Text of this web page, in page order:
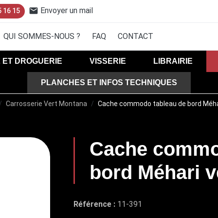
16 15 mail Envoyer un mail
QUI SOMMES-NOUS ? FAQ CONTACT
ELECTRICITE
COMPTEUR ET INSTRUMENT DE BORD (38)
ALLUMAGE (40)
AMPOULES ET FUSIBLES (41)
AMPOULES 6V (170)
AMPOULES 12V (171)
FUSIBLES (172)
DROGUERIE VISSERIE LIBRAIRIE
PLANCHES ET INFOS TECHNIQUES
TRAINS ROULANTS
ÉCHAPPEMENT
ÉLECTRICITÉ
Carrosserie Vert Montana Cache commodo tableau de bord
Cache
bord Méhari
Référence : 11-391